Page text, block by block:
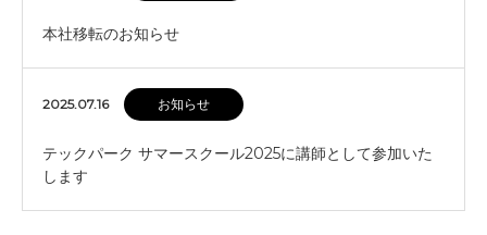
本社移転のお知らせ
2025.07.16 お知らせ
テックパーク サマースクール2025に講師として参加いた
します